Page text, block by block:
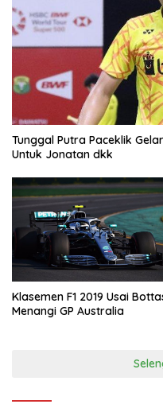
Tunggal Putra Paceklik
Untuk Jonatan dkk
Klasemen F1 2019 Usai
Menangi GP Australia